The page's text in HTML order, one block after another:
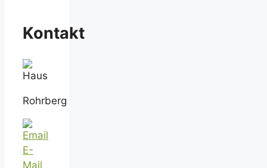
Kontakt
Rohrberg
E-
Mail